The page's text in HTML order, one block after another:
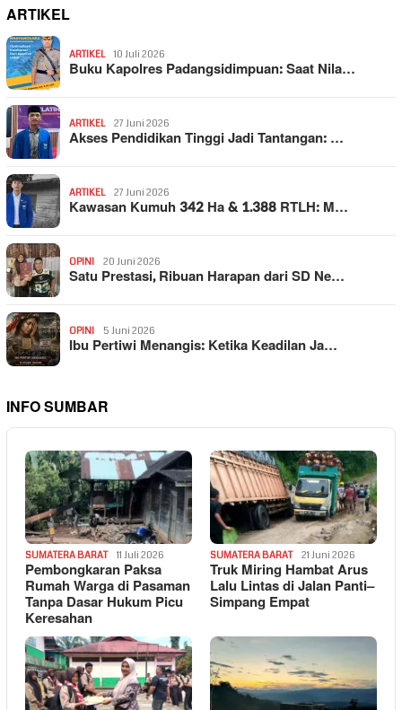
ARTIKEL
ARTIKEL 10 Juli 2026
Buku Kapolres Padangsidimpuan: Saat Nila…
ARTIKEL 27 Juni 2026
Akses Pendidikan Tinggi Jadi Tantangan: …
ARTIKEL 27 Juni 2026
Kawasan Kumuh 342 Ha & 1.388 RTLH: M…
OPINI 20 Juni 2026
Satu Prestasi, Ribuan Harapan dari SD Ne…
OPINI 5 Juni 2026
Ibu Pertiwi Menangis: Ketika Keadilan Ja…
INFO SUMBAR
SUMATERA BARAT 11 Juli 2026
Pembongkaran Paksa
Rumah Warga di Pasaman
Tanpa Dasar Hukum Picu
Keresahan
SUMATERA BARAT 21 Juni 2026
Truk Miring Hambat Arus
Lalu Lintas di Jalan Panti–
Simpang Empat